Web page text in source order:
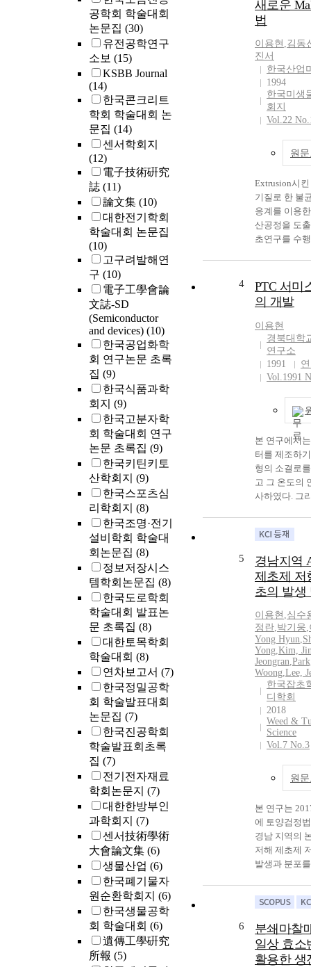
공학회 학술대회
논문집 (30)
유전공학연구
소보 (15)
KSBB Journal
(14)
한국콘크리트
학회 학술대회 논
문집 (14)
센서학회지
(12)
電子技術硏究
誌 (11)
論文集 (10)
대한전기학회
학술대회 논문집
(10)
고구려발해연
구 (10)
電子工學會論
文誌-SD
(Semiconductor
and devices) (10)
한국공업화학
회 연구논문 초록
집 (9)
한국식품과학
회지 (9)
한국고분자학
회 학술대회 연구
논문 초록집 (9)
한국키틴키토
산학회지 (9)
한국스포츠심
리학회지 (8)
한국조명·전기
설비학회 학술대
회논문집 (8)
정보저장시스
템학회논문집 (8)
한국도로학회
학술대회 발표논
문 초록집 (8)
대한토목학회
학술대회 (8)
연차보고서 (7)
한국정밀공학
회 학술발표대회
논문집 (7)
한국진공학회
학술발표회초록
집 (7)
전기전자재료
학회논문지 (7)
대한한방부인
과학회지 (7)
센서技術學術
大會論文集 (6)
생물산업 (6)
한국폐기물자
원순환학회지 (6)
한국생물공학
회 학술대회 (6)
遺傳工學硏究
所報 (5)
복잡하다는
고 있다. 이러
고 있는 분야
이용한 웨이
드릴링이다.
UV 레이저를
Si 웨이퍼 다
링 시스템에
한 레이저 및
새로운
법
이용현 ,김동
진서
한국산업
1994
한국미생
회지
Vol.22
원
Extrusion시
기질로 한 불
응계를 이용
산공정을 도
초연구를 수
70% 전후였
검토한 결과
fungal α-
은 전분 1 g당
고, 적정 반
간이었다. 또
분을 700 g/
고농도로 첨
었으나 반응
감소되어
및 순도는 감
를 해결코져
을 fed-batch
여 24시간 후
및 순도를 각
ℓ(w/v),
시킬 수 있었
extrusion시킨
응계를 이용
산공정을 기
을 기질로 한
검토하였으며
maltose 생산
였다. A novel
production of
purity maltose
swollen
starch was
Degree of
extruded
maltose
found to be
enzyme was
α-amylase
12 hours. At
concentration
ℓ(w/v), maltose
concentration
were reached
forming
high starch
700 g/ℓ(w/v),
conversion
4
PTC 서미
의 개발
이용현
경북대학
연구소
1991
Vol.1991
본 연구에서
터를 제조하
형의 소결로
고 그 온도의
사하였다. 그
의 PTC서미
분석도 하였
열증착법으
PTC 소자의
다르게 하여
조한 후 소자
피던스특성
결조건에 따
입계정전용
저항 등을 측
상이 생기는
였다. 또한
입계전하밀
들이 PTC현
간특성과 전
을 조사하고,
을 이용하여
기를 제작하
5
경남지역
제초제 저
초의 발생
이용현 ,심수
정란,박기웅,
Yong Hyun,
Yong,Kim,
Jeongran,
Woong,Lee,
한국잡초
디학회
2018
Weed &
Science
Vol.7 No.3
원
본 연구는
에 토양검정
경남 지역의
저해 제초제
발생과 분포
결과와 비교
조사된 ALS
저항성 발생
66.8%로, 발
6
분쇄마찰
일상 효소
활용한 생